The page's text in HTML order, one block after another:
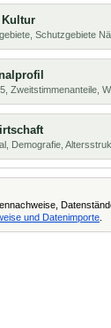
Kultur
Schutzgebiete
Zweitstimmenanteile,
Demografie,
und Datenimporte